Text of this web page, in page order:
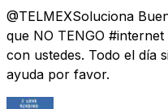
@TELMEXSoluciona
que NO TENGO
con ustedes. Todo el día
ayuda por favor.